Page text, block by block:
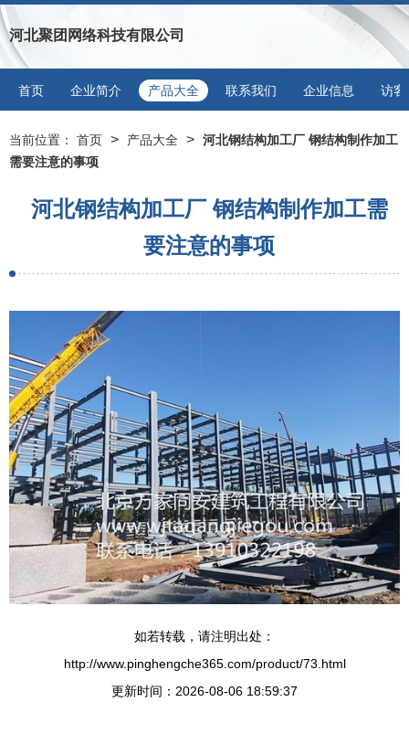
河北聚团网络科技有限公司
首页 企业简介 产品大全 联系我们 企业信息 访客
当前位置： 首页 > 产品大全 > 河北钢结构加工厂 钢结构制作加工
需要注意的事项
河北钢结构加工厂 钢结构制作加工需
要注意的事项
如若转载，请注明出处：
http://www.pinghengche365.com/product/73.html
更新时间：2026-08-06 18:59:37